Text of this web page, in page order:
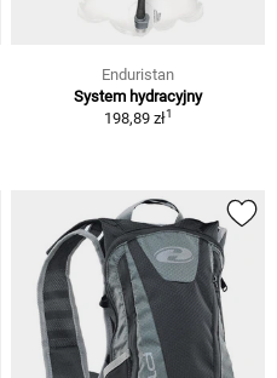
Enduristan
System hydracyjny
198,89 zł1